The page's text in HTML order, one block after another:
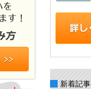
新着記事